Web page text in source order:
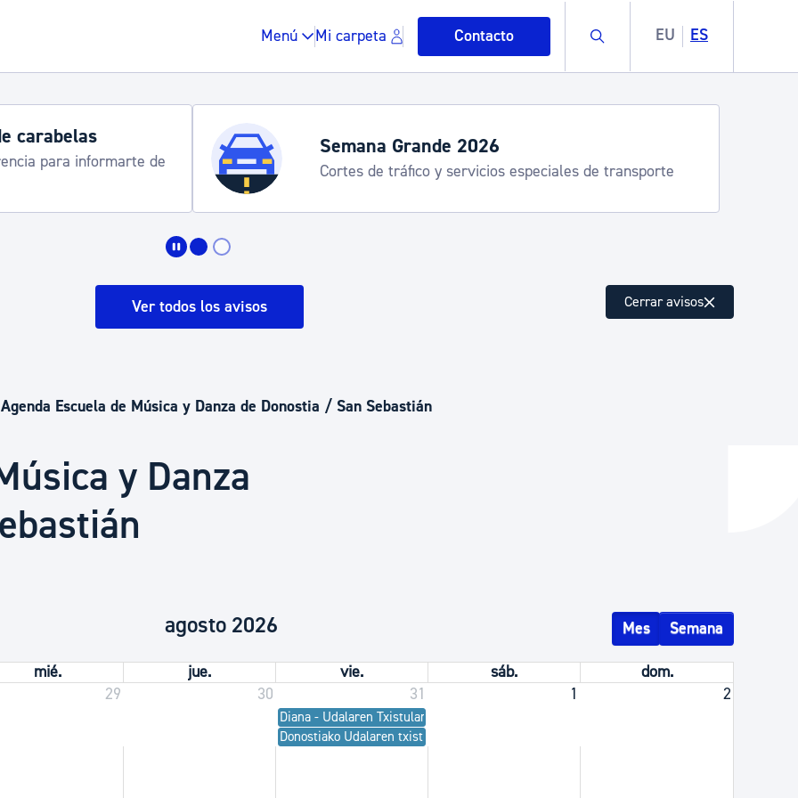
Menú Mi carpeta Contacto Buscar EU ES
Espacio público, residuos y medioambiente
Euskera
carabelas
para informarte de
Semana Grande 2026
Cortes de tráfico y servicios especiales de transporte
Ver todos los avisos Cerrar avisos
Agenda Escuela de Música y Danza de Donostia / San Sebastián
y Danza
Mes Semana
agosto 2026
mié. jue. vie. sáb.
dom.
29 30 31 1 2
Diana - Udalaren Txistulari Taldea
Donostiako Udalaren txistulari taldearen kontzertua